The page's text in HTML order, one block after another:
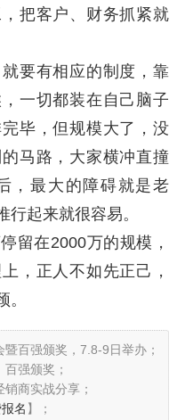
把客户、财务抓紧就
要有相应的制度，靠
一切都装在自己脑子
毕，但规模大了，没
马路，大家横冲直撞
，最大的障碍就是老
起来就很容易。
留在2000万的规模，
，正人不如先正己，
百强颁奖，7.8-9日举办；
强颁奖；
商实战分享；
名 】；